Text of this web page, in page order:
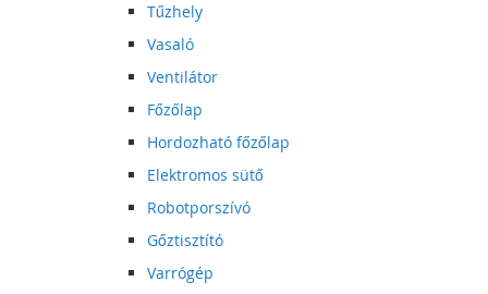
Tűzhely
Vasaló
Ventilátor
Főzőlap
Hordozható főzőlap
Elektromos sütő
Robotporszívó
Gőztisztító
Varrógép